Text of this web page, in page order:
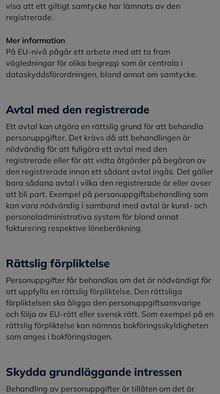
visa att ett giltigt samtycke har lämnats av den
registrerade.
Mer information
På EU-nivå pågår ett arbete med att ta fram
vägledningar för olika begrepp som är centrala i
dataskyddsförordningen, bland annat om samtycke.
Avtal med den registrerade
Ett avtal kan utgöra en rättslig grund för att behandla
personuppgifter. Det krävs då att behandlingen är
nödvändig för att fullgöra ett avtal med den
registrerade eller för att vidta åtgärder på begäran av
den registrerade innan ett sådant avtal ingås. Det gäller
bara sådana avtal i vilka den registrerade är eller avser
att bli part. Exempel på personuppgiftsbehandling som
kan vara nödvändig i samband med avtal är kund- och
personaladministrativa system för bland annat
fakturering respektive löneberäkning.
Rättslig förpliktelse
Personuppgifter får behandlas om det är nödvändigt för
att uppfylla en rättslig förpliktelse. Den rättsliga
förpliktelsen ska åligga den personuppgiftsansvarige
och följa av EU-rätt eller svensk rätt. Som exempel på en
rättslig förpliktelse kan nämnas bokföringsskyldigheten
som anges i bokföringslagen.
Skydda grundläggande intressen
Behandling av personuppgifter är tillåten om det är